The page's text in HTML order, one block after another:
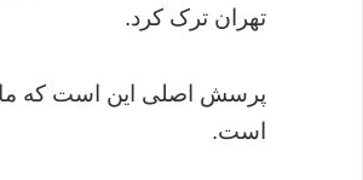
تهران ترک کرد.
پرسش اصلی این است که
است.